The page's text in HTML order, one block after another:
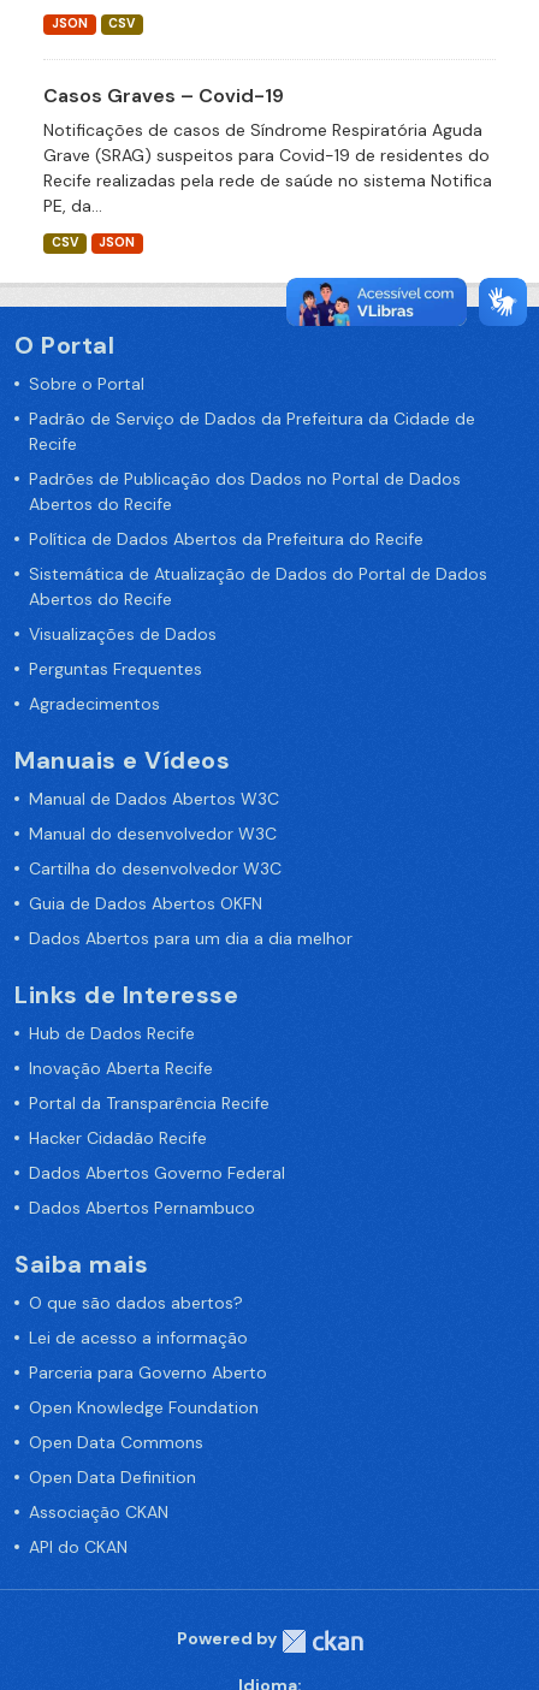
JSON CSV
Casos Graves – Covid-19
Notificações de casos de Síndrome Respiratória Aguda
Grave (SRAG) suspeitos para Covid-19 de residentes do
Recife realizadas pela rede de saúde no sistema Notifica
PE, da...
CSV JSON
O Portal
Sobre o Portal
Padrão de Serviço de Dados da Prefeitura da Cidade de
Recife
Padrões de Publicação dos Dados no Portal de Dados
Abertos do Recife
Política de Dados Abertos da Prefeitura do Recife
Sistemática de Atualização de Dados do Portal de Dados
Abertos do Recife
Visualizações de Dados
Perguntas Frequentes
Agradecimentos
Manuais e Vídeos
Manual de Dados Abertos W3C
Manual do desenvolvedor W3C
Cartilha do desenvolvedor W3C
Guia de Dados Abertos OKFN
Dados Abertos para um dia a dia melhor
Links de Interesse
Hub de Dados Recife
Inovação Aberta Recife
Portal da Transparência Recife
Hacker Cidadão Recife
Dados Abertos Governo Federal
Dados Abertos Pernambuco
Saiba mais
O que são dados abertos?
Lei de acesso a informação
Parceria para Governo Aberto
Open Knowledge Foundation
Open Data Commons
Open Data Definition
Associação CKAN
API do CKAN
Powered by
Idioma